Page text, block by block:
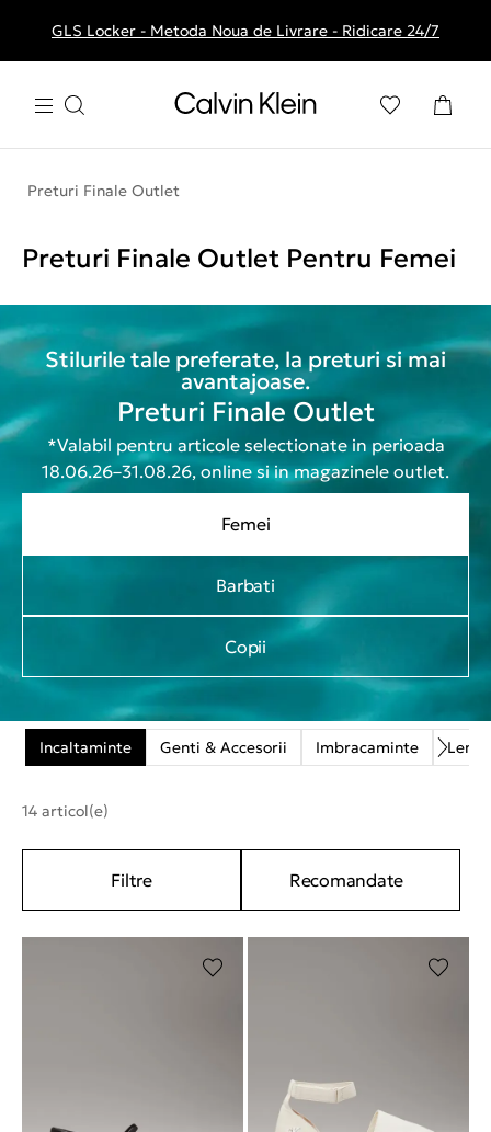
Livrare gratuita la comenzile de peste 250 RON
GLS Locker - Metoda Noua de Livrare - Ridicare 24/7
Preturi Finale Outlet
Preturi Finale Outlet Pentru Femei
Stilurile tale preferate, la preturi si mai
avantajoase.
Preturi Finale Outlet
*Valabil pentru articole selectionate in perioada
18.06.26–31.08.26, online si in magazinele outlet.
Femei
Barbati
Copii
Incaltaminte Genti & Accesorii Imbracaminte
14 articol(e)
Filtre Recomandate